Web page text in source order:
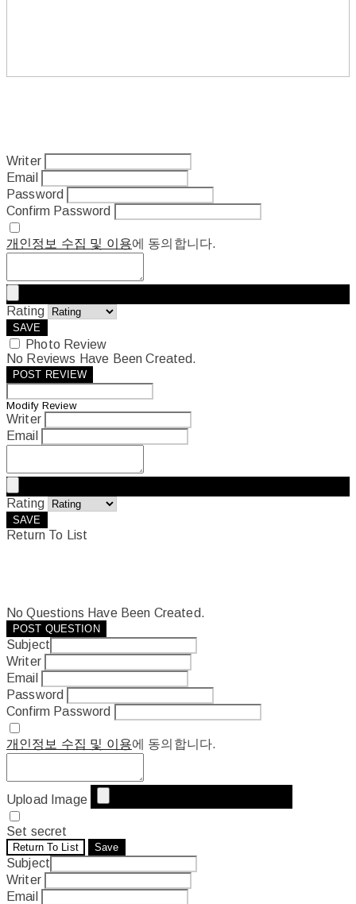
Writer
Email
Password
Confirm Password
개인정보 수집 및 이용에 동의합니다.
Rating
SAVE
Photo Review
No Reviews Have Been Created.
POST REVIEW
Modify Review
Writer
Email
Rating
SAVE
Return To List
No Questions Have Been Created.
POST QUESTION
Subject
Writer
Email
Password
Confirm Password
개인정보 수집 및 이용에 동의합니다.
Upload Image
Set secret
Return To List Save
Subject
Writer
Email